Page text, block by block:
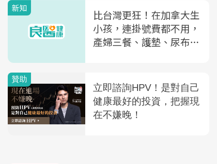
新知
比台灣更狂！在加拿大生
小孩，連掛號費都不用，
產婦三餐、護墊、尿布、